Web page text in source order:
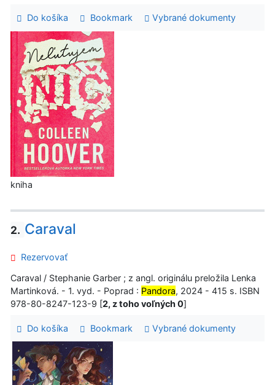
Do košíka Bookmark Vybrané dokumenty
kniha
2. Caraval
Rezervovať
Caraval / Stephanie Garber ; z angl. originálu preložila Lenka
Martinková. - 1. vyd. - Poprad : Pandora, 2024 - 415 s. ISBN
978-80-8247-123-9 [2, z toho voľných 0]
Do košíka Bookmark Vybrané dokumenty